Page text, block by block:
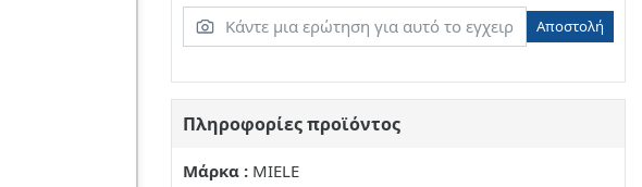
Αποστολή
Πληροφορίες προϊόντος
Μάρκα : MIELE